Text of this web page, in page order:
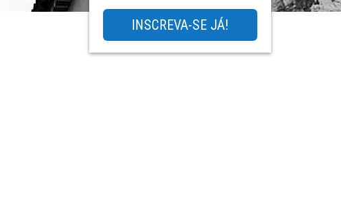
INSCREVA-SE JÁ!